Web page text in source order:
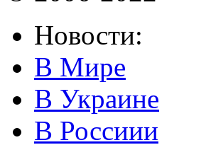
Новости:
В Мире
В Украине
В Россиии